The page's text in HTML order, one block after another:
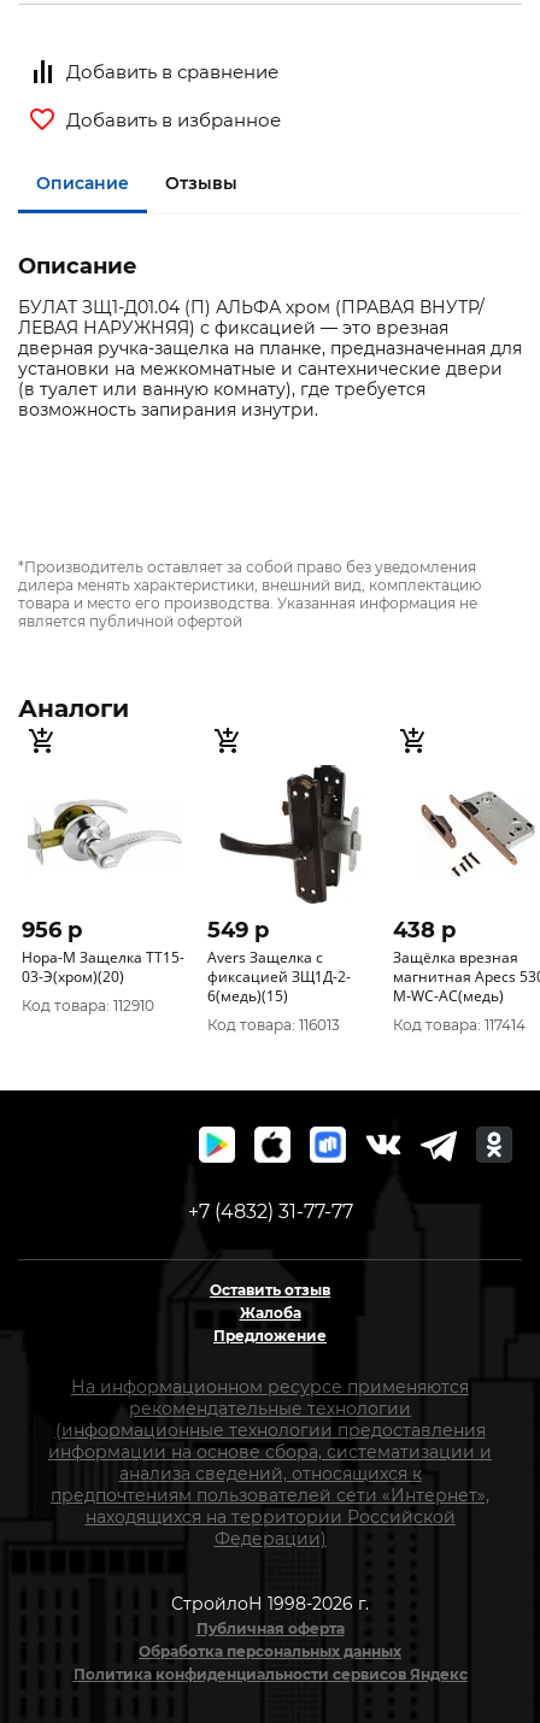
Добавить в сравнение
Добавить в избранное
Описание Отзывы
Описание
БУЛАТ ЗЩ1-Д01.04 (П) АЛЬФА хром (ПРАВАЯ ВНУТР/
ЛЕВАЯ НАРУЖНЯЯ) с фиксацией — это врезная
дверная ручка-защелка на планке, предназначенная для
установки на межкомнатные и сантехнические двери
(в туалет или ванную комнату), где требуется
возможность запирания изнутри.
*Производитель оставляет за собой право без уведомления
дилера менять характеристики, внешний вид, комплектацию
товара и место его производства. Указанная информация не
является публичной офертой
Аналоги
956 p
Нора-М Защелка ТТ15-
03-Э(хром)(20)
Код товара: 112910
549 p
Avers Защелка с
фиксацией ЗЩ1Д-2-
6(медь)(15)
Код товара: 116013
438 p
Защёлка врезная
магнитная Apecs
M-WC-AС(медь)
Код товара: 117414
+7 (4832) 31-77-77
Оставить отзыв
Жалоба
Предложение
На информационном ресурсе применяются
рекомендательные технологии
(информационные технологии предоставления
информации на основе сбора, систематизации и
анализа сведений, относящихся к
предпочтениям пользователей сети «Интернет»,
находящихся на территории Российской
Федерации)
СтройлоН 1998-2026 г.
Публичная оферта
Обработка персональных данных
Политика конфиденциальности сервисов Яндекс